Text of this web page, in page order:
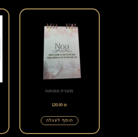
מחברת ממותגת
120.00₪
הוסף לעגלה